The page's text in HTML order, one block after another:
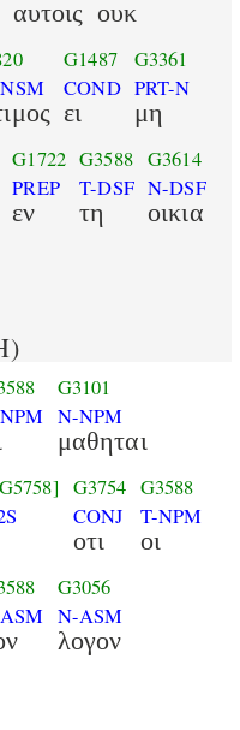
αυτοις ουκ
G1487
COND
ει
G3361
PRT-N
μη
G1722
PREP
εν
G3588
T-DSF
τη
G3614
N-DSF
οικια
G3101
N-NPM
μαθηται
G3754
CONJ
οτι
G3588
T-NPM
οι
G3056
N-ASM
λογον